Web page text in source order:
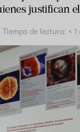
justifican
Tiempo de lectura: < 1